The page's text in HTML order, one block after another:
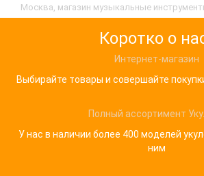
Москва, магазин музыкальные
Коротко о
Интернет-магазин
Выбирайте товары и совершайте
Полный ассортимент
У нас в наличии более 400 моделей
ним